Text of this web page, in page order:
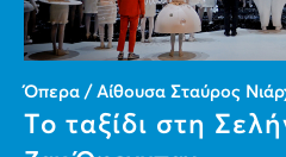
Όπερα / Αίθουσα Σταύρος
Το ταξίδι στη